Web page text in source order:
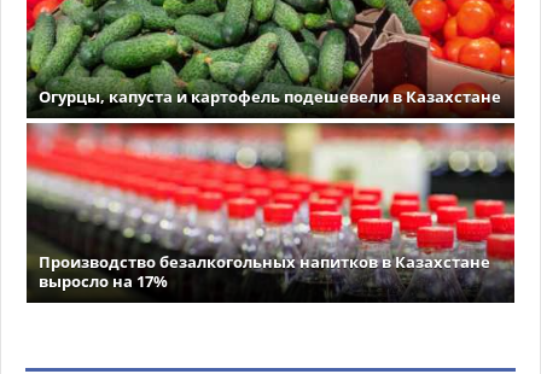
Огурцы, капуста и картофель подешевели в Казахстане
Производство безалкогольных напитков в Казахстане
выросло на 17%